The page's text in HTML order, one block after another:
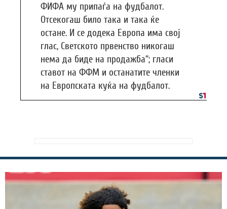
ФИФА му припаѓа на фудбалот.
Отсекогаш било така и така ќе
остане. И се додека Европа има свој
глас, Светското првенство никогаш
нема да биде на продажба“; гласи
ставот на ФФМ и останатите членки
на Европската куќа на фудбалот.